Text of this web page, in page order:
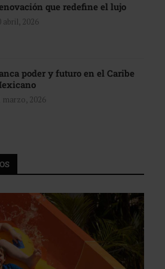
que redefine el lujo
abril, 2026
poder y futuro en el Caribe
marzo, 2026